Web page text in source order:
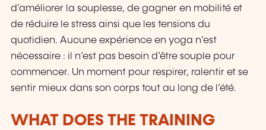
d’améliorer la souplesse, de gagner en mobilité et
de réduire le stress ainsi que les tensions du
quotidien. Aucune expérience en yoga n’est
nécessaire : il n’est pas besoin d’être souple pour
commencer. Un moment pour respirer, ralentir et se
sentir mieux dans son corps tout au long de l’été.
WHAT DOES THE TRAINING